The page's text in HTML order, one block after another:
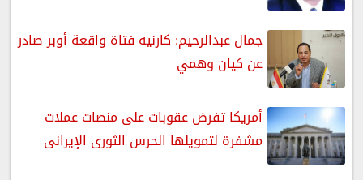
جمال عبدالرحيم: كارنيه فتاة واقعة أوبر صادر
عن كيان وهمي
أمريكا تفرض عقوبات على منصات عملات
مشفرة لتمويلها الحرس الثورى الإيرانى